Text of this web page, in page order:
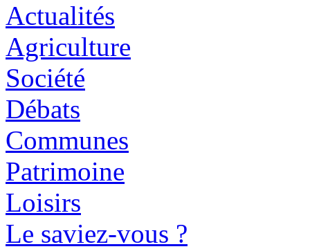
Actualités
Agriculture
Société
Débats
Communes
Patrimoine
Loisirs
Le saviez-vous ?